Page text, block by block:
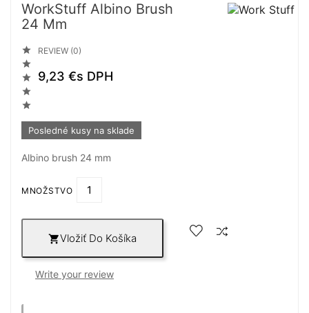
WorkStuff Albino Brush
24 Mm





REVIEW (0)
9,23 €s DPH
Posledné kusy na sklade
Albino brush 24 mm
MNOŽSTVO
Vložiť Do Košíka
Write your review